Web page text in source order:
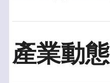
產業動態